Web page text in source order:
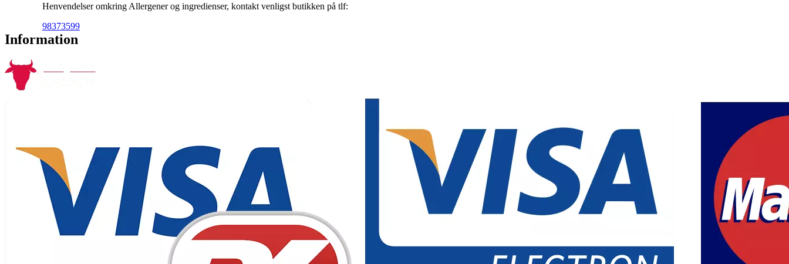
Henvendelser omkring Allergener og ingredienser, kontakt venligst butikken på tlf:
98373599
Information